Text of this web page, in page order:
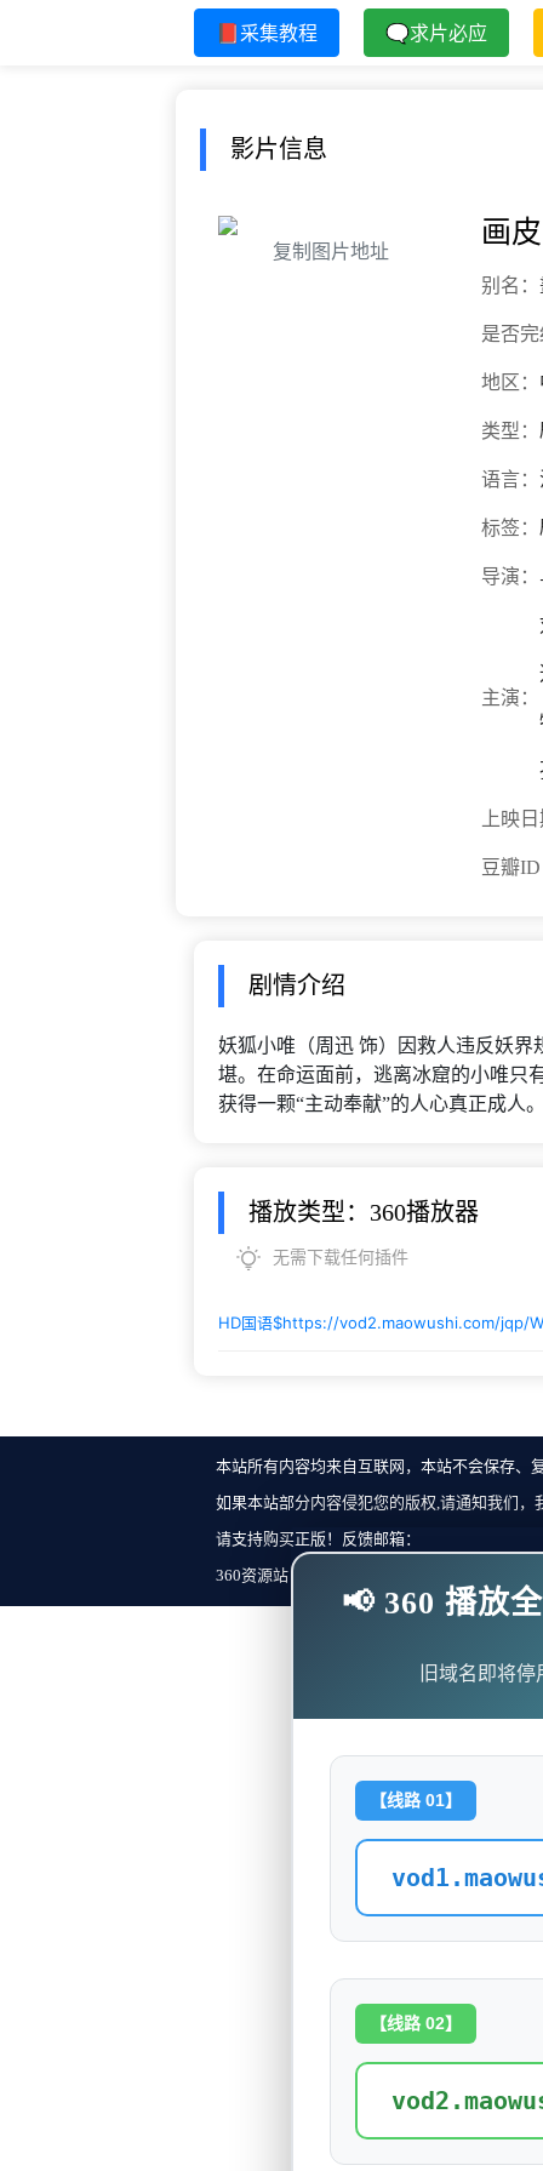
📕采集教程 🗨求片必应
影片信息
复制图片地址
画
别名：
是否
地区：
类型：
语言：
标签：
导演：
主演：
上映
豆瓣
剧情介绍
妖狐小唯（周迅 饰）因救人违反妖
堪。在命运面前，逃离冰窟的小唯只
获得一颗“主动奉献”的人心真正成人
播放类型：360播放器
无需下载任何插件
HD国语$https://vod2.maowushi.com/jqp/
本站所有内容均来自互联网，本站不会保存、
如果本站部分内容侵犯您的版权,请通知我们
请支持购买正版！反馈邮箱：
360资源站 Copyright ©2018-2023 All Rights
📢 360 播放
旧域名即将
【线路 01】
【线路 02】